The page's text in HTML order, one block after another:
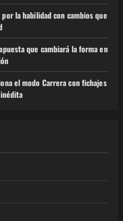
por la habilidad con cambios que
que cambiará la forma en
el modo Carrera con fichajes